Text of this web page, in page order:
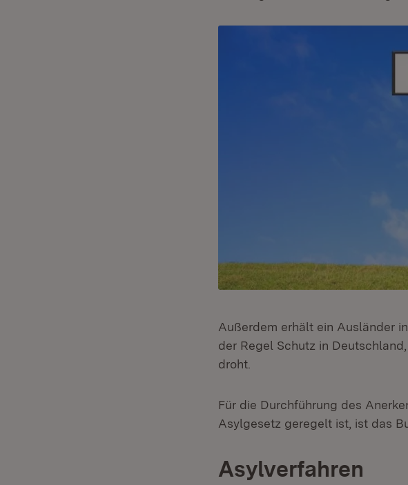
Außerdem erhält ein Ausländer
der Regel Schutz in
droht.
Für die Durchführung des
Asylgesetz geregelt ist, ist das
Asylverfahren